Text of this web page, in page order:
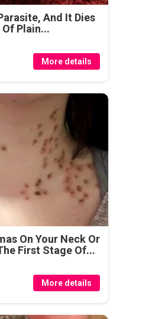
And It Dies
Plain...
More details
On Your Neck Or
First Stage Of...
More details